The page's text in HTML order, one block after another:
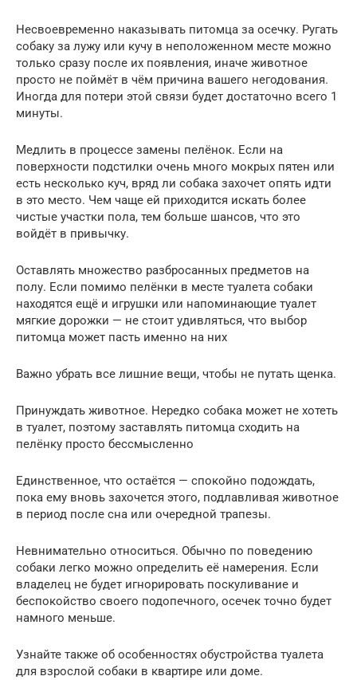
Несвоевременно наказывать питомца за осечку. Ругать
собаку за лужу или кучу в неположенном месте можно
только сразу после их появления, иначе животное
просто не поймёт в чём причина вашего негодования.
Иногда для потери этой связи будет достаточно всего 1
минуты.
Медлить в процессе замены пелёнок. Если на
поверхности подстилки очень много мокрых пятен или
есть несколько куч, вряд ли собака захочет опять идти
в это место. Чем чаще ей приходится искать более
чистые участки пола, тем больше шансов, что это
войдёт в привычку.
Оставлять множество разбросанных предметов на
полу. Если помимо пелёнки в месте туалета собаки
находятся ещё и игрушки или напоминающие туалет
мягкие дорожки — не стоит удивляться, что выбор
питомца может пасть именно на них
Важно убрать все лишние вещи, чтобы не путать щенка.
Принуждать животное. Нередко собака может не хотеть
в туалет, поэтому заставлять питомца сходить на
пелёнку просто бессмысленно
Единственное, что остаётся — спокойно подождать,
пока ему вновь захочется этого, подлавливая животное
в период после сна или очередной трапезы.
Невнимательно относиться. Обычно по поведению
собаки легко можно определить её намерения. Если
владелец не будет игнорировать поскуливание и
беспокойство своего подопечного, осечек точно будет
намного меньше.
Узнайте также об особенностях обустройства туалета
для взрослой собаки в квартире или доме.